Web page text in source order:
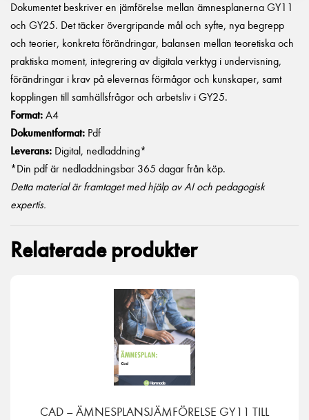
Dokumentet beskriver en jämförelse mellan ämnesplanerna GY11
och GY25. Det täcker övergripande mål och syfte, nya begrepp
och teorier, konkreta förändringar, balansen mellan teoretiska och
praktiska moment, integrering av digitala verktyg i undervisning,
förändringar i krav på elevernas förmågor och kunskaper, samt
kopplingen till samhällsfrågor och arbetsliv i GY25.
Format: A4
Dokumentformat: Pdf
Leverans: Digital, nedladdning*
*Din pdf är nedladdningsbar 365 dagar från köp.
Detta material är framtaget med hjälp av AI och pedagogisk
expertis.
Relaterade produkter
CAD – ÄMNESPLANSJÄMFÖRELSE GY11 TILL